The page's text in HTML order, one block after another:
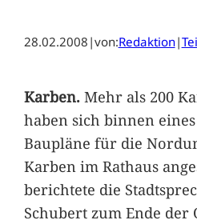
28.02.2008 |von:Redaktion|
Karben.Mehr als 200
haben sich binnen
Baupläne für die
Karben im Rathaus
berichtete die
Schubert zum Ende der